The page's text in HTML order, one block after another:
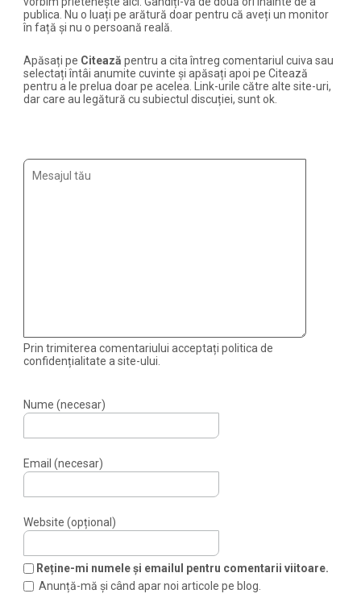
publica. Nu o luați pe arătură doar pentru că aveți un monitor
în față și nu o persoană reală.
Apăsați pe Citează pentru a cita întreg comentariul cuiva sau
selectați întâi anumite cuvinte și apăsați apoi pe Citează
pentru a le prelua doar pe acelea. Link-urile către alte site-uri,
dar care au legătură cu subiectul discuției, sunt ok.
Prin trimiterea comentariului acceptați politica de
confidențialitate a site-ului.
Nume (necesar)
Email (necesar)
Website (opțional)
Reține-mi numele și emailul pentru comentarii viitoare.
Anunță-mă și când apar noi articole pe blog.